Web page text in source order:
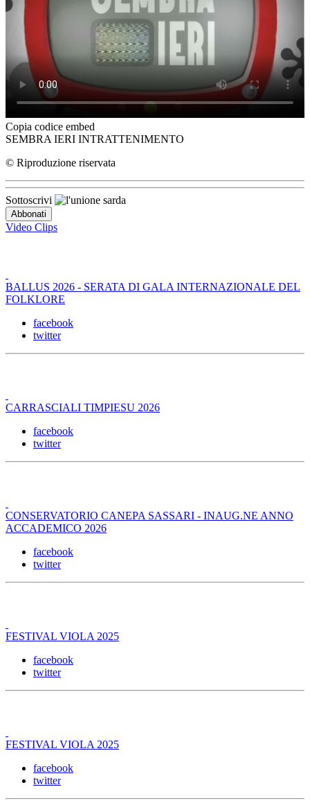
Copia codice embed
SEMBRA IERI INTRATTENIMENTO
© Riproduzione riservata
Sottoscrivi
Video Clips
BALLUS 2026 - SERATA DI GALA INTERNAZIONALE DEL
FOLKLORE
facebook
twitter
CARRASCIALI TIMPIESU 2026
facebook
twitter
CONSERVATORIO CANEPA SASSARI - INAUG.NE ANNO
ACCADEMICO 2026
facebook
twitter
FESTIVAL VIOLA 2025
facebook
twitter
FESTIVAL VIOLA 2025
facebook
twitter